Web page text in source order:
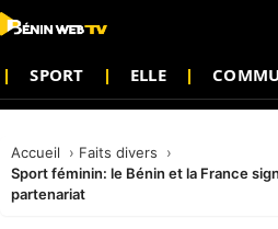
SPORT ELLE
Accueil
Faits divers
Sport féminin: le Bénin et la France
partenariat